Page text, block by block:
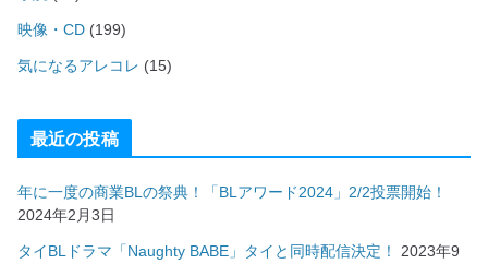
映像・CD (199)
気になるアレコレ (15)
最近の投稿
年に一度の商業BLの祭典！「BLアワード2024」2/2投票開始！
2024年2月3日
タイBLドラマ「Naughty BABE」タイと同時配信決定！
2023年9